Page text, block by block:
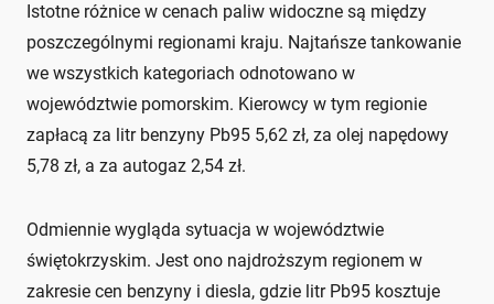
Istotne różnice w cenach paliw widoczne są między
poszczególnymi regionami kraju. Najtańsze tankowanie
we wszystkich kategoriach odnotowano w
województwie pomorskim. Kierowcy w tym regionie
zapłacą za litr benzyny Pb95 5,62 zł, za olej napędowy
5,78 zł, a za autogaz 2,54 zł.
Odmiennie wygląda sytuacja w województwie
świętokrzyskim. Jest ono najdroższym regionem w
zakresie cen benzyny i diesla, gdzie litr Pb95 kosztuje